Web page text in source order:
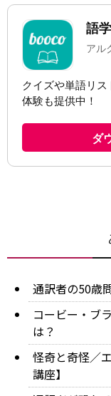
通訳者の50歳
コービー・ブ
は？
怪奇と奇怪／
講座】